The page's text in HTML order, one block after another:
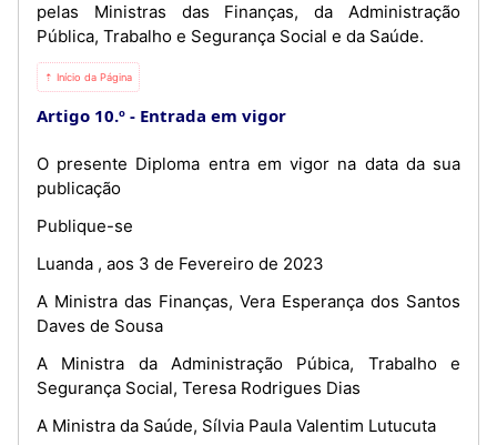
pelas Ministras das Finanças, da Administração
Pública, Trabalho e Segurança Social e da Saúde.
⇡ Início da Página
Artigo 10.º Entrada em vigor
O presente Diploma entra em vigor na data da sua
publicação
Publique-se
Luanda , aos 3 de Fevereiro de 2023
A Ministra das Finanças, Vera Esperança dos Santos
Daves de Sousa
A Ministra da Administração Púbica, Trabalho e
Segurança Social, Teresa Rodrigues Dias
A Ministra da Saúde, Sílvia Paula Valentim Lutucuta